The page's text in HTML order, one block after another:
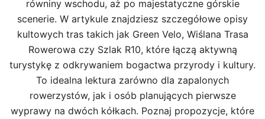
równiny wschodu, aż po majestatyczne górskie
scenerie. W artykule znajdziesz szczegółowe opisy
kultowych tras takich jak Green Velo, Wiślana Trasa
Rowerowa czy Szlak R10, które łączą aktywną
turystykę z odkrywaniem bogactwa przyrody i kultury.
To idealna lektura zarówno dla zapalonych
rowerzystów, jak i osób planujących pierwsze
wyprawy na dwóch kółkach. Poznaj propozycje, które